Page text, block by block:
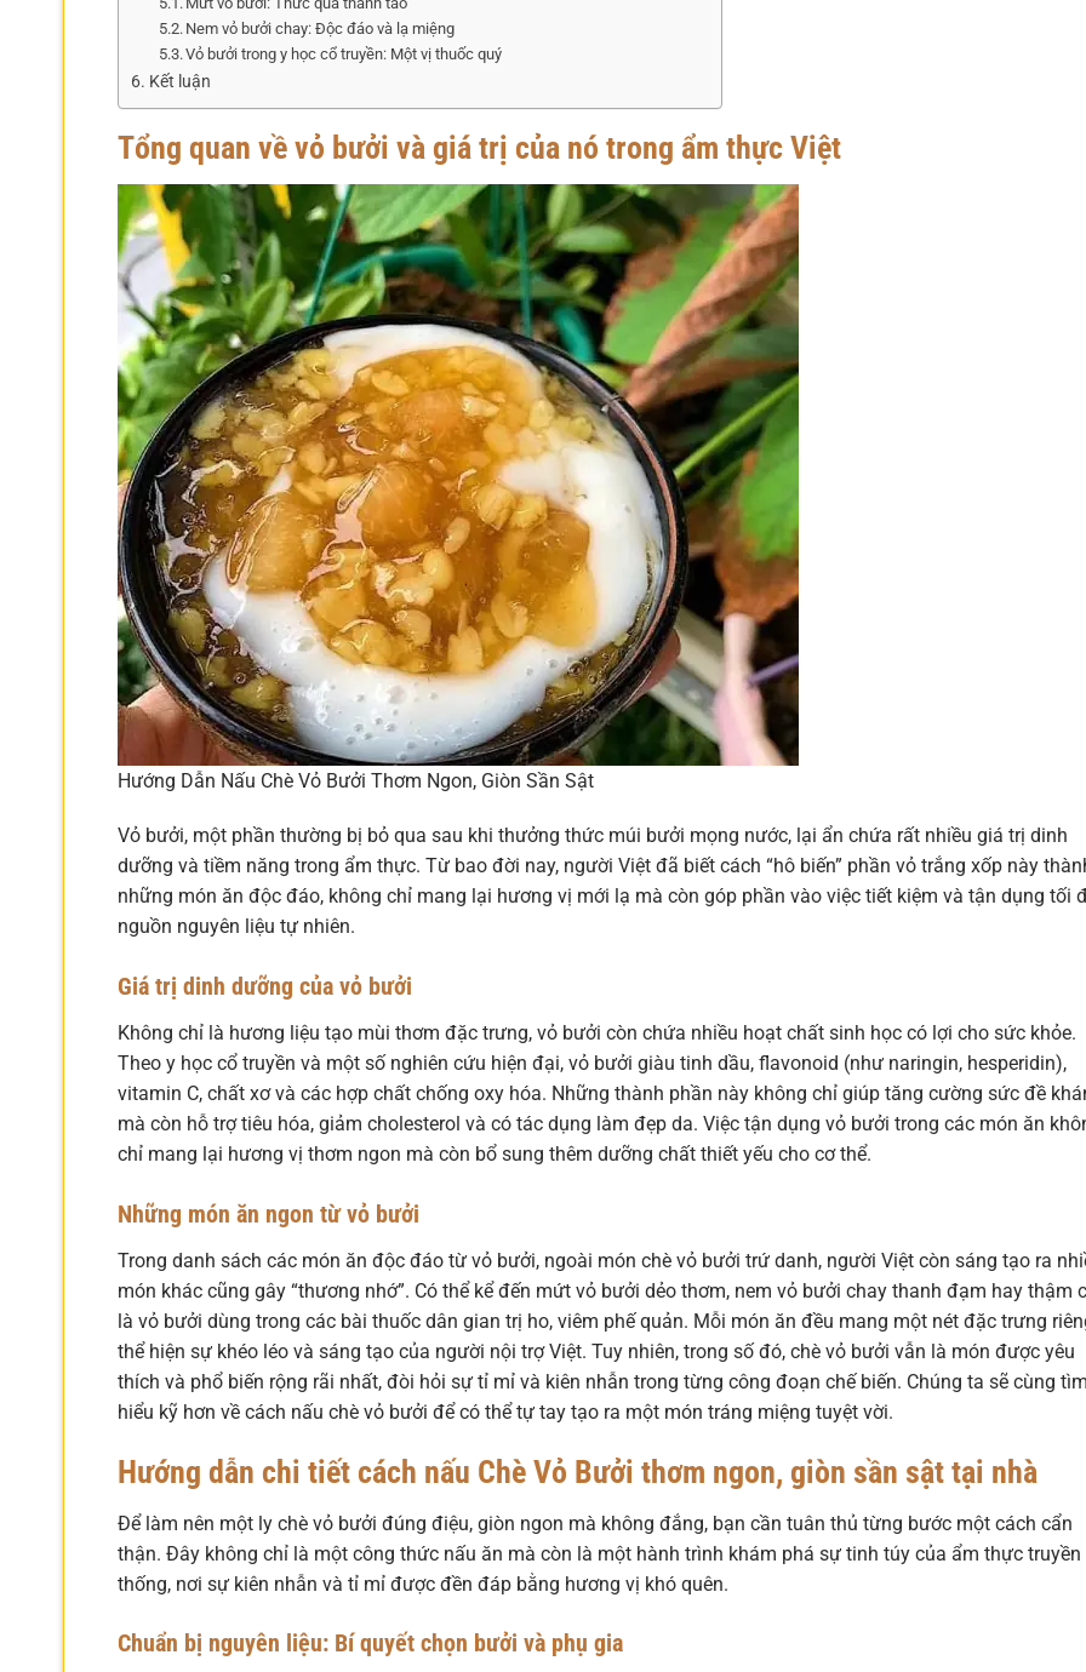
Nem vỏ bưởi chay: Độc đáo và lạ miệng
Vỏ bưởi trong y học cổ truyền: Một vị thuốc quý
Kết luận
Tổng quan về vỏ bưởi và giá trị của nó trong ẩm thực Việt
Hướng Dẫn Nấu Chè Vỏ Bưởi Thơm Ngon, Giòn Sần Sật
Vỏ bưởi, một phần thường bị bỏ qua sau khi thưởng thức múi bưởi mọng nước, lại ẩn chứa rất nhiều giá trị dinh
dưỡng và tiềm năng trong ẩm thực. Từ bao đời nay, người Việt đã biết cách “hô biến” phần vỏ trắng xốp này
những món ăn độc đáo, không chỉ mang lại hương vị mới lạ mà còn góp phần vào việc tiết kiệm và tận dụng tối
nguồn nguyên liệu tự nhiên.
Giá trị dinh dưỡng của vỏ bưởi
Không chỉ là hương liệu tạo mùi thơm đặc trưng, vỏ bưởi còn chứa nhiều hoạt chất sinh học có lợi cho sức khỏe.
Theo y học cổ truyền và một số nghiên cứu hiện đại, vỏ bưởi giàu tinh dầu, flavonoid (như naringin, hesperidin),
vitamin C, chất xơ và các hợp chất chống oxy hóa. Những thành phần này không chỉ giúp tăng cường sức đề
mà còn hỗ trợ tiêu hóa, giảm cholesterol và có tác dụng làm đẹp da. Việc tận dụng vỏ bưởi trong các món ăn
chỉ mang lại hương vị thơm ngon mà còn bổ sung thêm dưỡng chất thiết yếu cho cơ thể.
Những món ăn ngon từ vỏ bưởi
Trong danh sách các món ăn độc đáo từ vỏ bưởi, ngoài món chè vỏ bưởi trứ danh, người Việt còn sáng tạo ra
món khác cũng gây “thương nhớ”. Có thể kể đến mứt vỏ bưởi dẻo thơm, nem vỏ bưởi chay thanh đạm hay thậm
là vỏ bưởi dùng trong các bài thuốc dân gian trị ho, viêm phế quản. Mỗi món ăn đều mang một nét đặc trưng
thể hiện sự khéo léo và sáng tạo của người nội trợ Việt. Tuy nhiên, trong số đó, chè vỏ bưởi vẫn là món được yêu
thích và phổ biến rộng rãi nhất, đòi hỏi sự tỉ mỉ và kiên nhẫn trong từng công đoạn chế biến. Chúng ta sẽ cùng tìm
hiểu kỹ hơn về cách nấu chè vỏ bưởi để có thể tự tay tạo ra một món tráng miệng tuyệt vời.
Hướng dẫn chi tiết cách nấu Chè Vỏ Bưởi thơm ngon, giòn sần sật tại nhà
Để làm nên một ly chè vỏ bưởi đúng điệu, giòn ngon mà không đắng, bạn cần tuân thủ từng bước một cách cẩn
thận. Đây không chỉ là một công thức nấu ăn mà còn là một hành trình khám phá sự tinh túy của ẩm thực truyền
thống, nơi sự kiên nhẫn và tỉ mỉ được đền đáp bằng hương vị khó quên.
Chuẩn bị nguyên liệu: Bí quyết chọn bưởi và phụ gia